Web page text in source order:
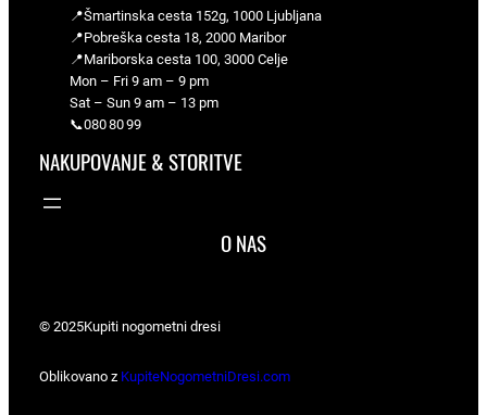
📍Šmartinska cesta 152g, 1000 Ljubljana
📍Pobreška cesta 18, 2000 Maribor
📍Mariborska cesta 100, 3000 Celje
Mon – Fri 9 am – 9 pm
Sat – Sun 9 am – 13 pm
📞080 80 99
NAKUPOVANJE & STORITVE
O NAS
© 2025Kupiti nogometni dresi
Oblikovano z KupiteNogometniDresi.com